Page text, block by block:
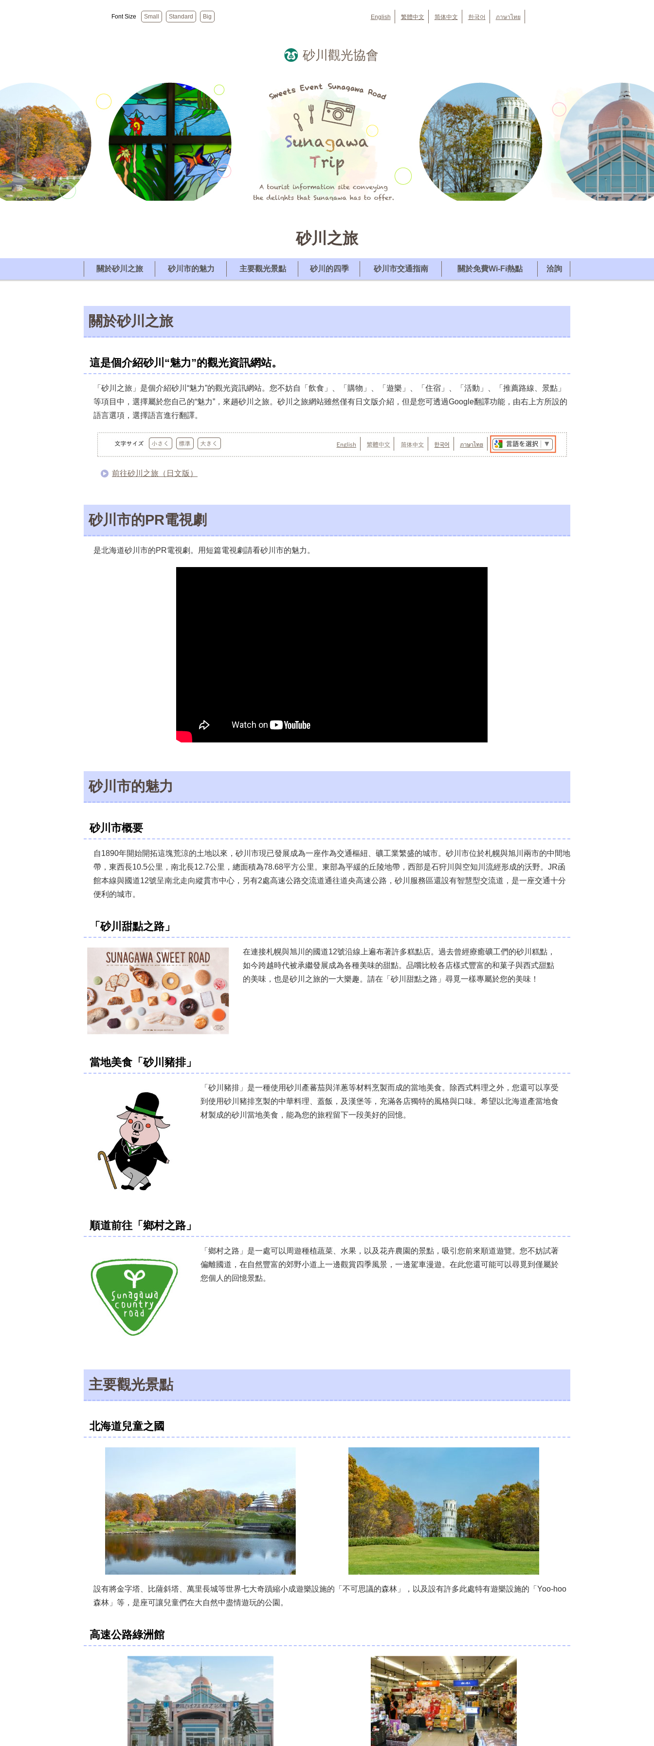
Font Size Small Standard Big English 繁體中文 简体中文 한국어 ภาษาไทย
砂川觀光協會
砂川之旅
關於砂川之旅 砂川市的魅力 主要觀光景點 砂川的四季 砂川市交通指南 關於免費Wi-Fi熱點 洽詢
關於砂川之旅
這是個介紹砂川“魅力”的觀光資訊網站。
「砂川之旅」是個介紹砂川“魅力”的觀光資訊網站。您不妨自「飲食」、「購物」、「遊樂」、「住宿」、「活動」、「推薦路線、景點」
等項目中，選擇屬於您自己的“魅力”，來趟砂川之旅。砂川之旅網站雖然僅有日文版介紹，但是您可透過Google翻譯功能，由右上方所設的
語言選項，選擇語言進行翻譯。
前往砂川之旅（日文版）
砂川市的PR電視劇
是北海道砂川市的PR電視劇。用短篇電視劇請看砂川市的魅力。
砂川市的魅力
砂川市概要
自1890年開始開拓這塊荒涼的土地以來，砂川市現已發展成為一座作為交通樞紐、礦工業繁盛的城市。砂川市位於札幌與旭川兩市的中間地
帶，東西長10.5公里，南北長12.7公里，總面積為78.68平方公里。東部為平緩的丘陵地帶，西部是石狩川與空知川流經形成的沃野。JR函
館本線與國道12號呈南北走向縱貫市中心，另有2處高速公路交流道通往道央高速公路，砂川服務區還設有智慧型交流道，是一座交通十分
便利的城市。
「砂川甜點之路」
在連接札幌與旭川的國道12號沿線上遍布著許多糕點店。過去曾經療癒礦工們的砂川糕點，
如今跨越時代被承繼發展成為各種美味的甜點。品嚐比較各店樣式豐富的和菓子與西式甜點
的美味，也是砂川之旅的一大樂趣。請在「砂川甜點之路」尋覓一樣專屬於您的美味！
當地美食「砂川豬排」
「砂川豬排」是一種使用砂川產蕃茄與洋蔥等材料烹製而成的當地美食。除西式料理之外，您還可以享受
到使用砂川豬排烹製的中華料理、蓋飯，及漢堡等，充滿各店獨特的風格與口味。希望以北海道產當地食
材製成的砂川當地美食，能為您的旅程留下一段美好的回憶。
順道前往「鄉村之路」
「鄉村之路」是一處可以周遊種植蔬菜、水果，以及花卉農園的景點，吸引您前來順道遊覽。您不妨試著
偏離國道，在自然豐富的郊野小道上一邊觀賞四季風景，一邊駕車漫遊。在此您還可能可以尋覓到僅屬於
您個人的回憶景點。
主要觀光景點
北海道兒童之國
設有將金字塔、比薩斜塔、萬里長城等世界七大奇蹟縮小成遊樂設施的「不可思議的森林」，以及設有許多此處特有遊樂設施的「Yoo-hoo
森林」等，是座可讓兒童們在大自然中盡情遊玩的公園。
高速公路綠洲館